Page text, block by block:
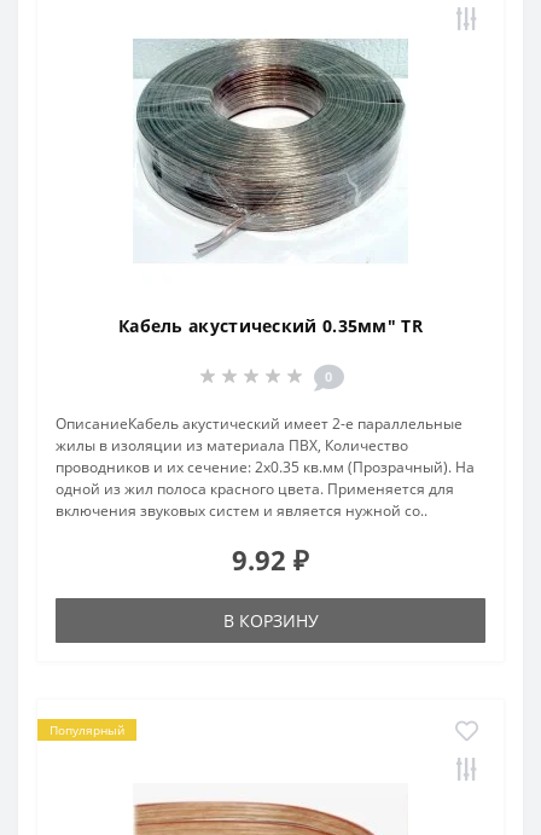
Кабель акустический 0.35мм" TR
0
ОписаниеКабель акустический имеет 2-е параллельные
жилы в изоляции из материала ПВХ, Количество
проводников и их сечение: 2х0.35 кв.мм (Прозрачный). На
одной из жил полоса красного цвета. Применяется для
включения звуковых систем и является нужной со..
9.92 ₽
В КОРЗИНУ
Популярный